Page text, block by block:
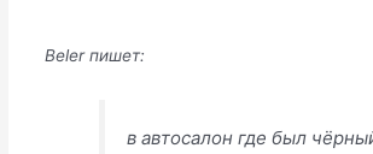
Beler пишет:
в автосалон где был